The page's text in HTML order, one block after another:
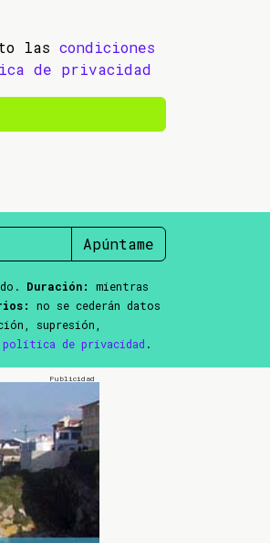
las condiciones
de privacidad
Apúntame
Duración:
mientras
no se cederán datos
supresión,
política de privacidad .